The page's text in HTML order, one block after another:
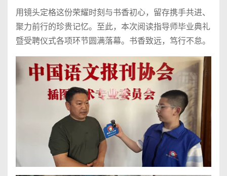
用镜头定格这份荣耀时刻与书香初心，留存携手共进、
聚力前行的珍贵记忆。至此，本次阅读指导师毕业典礼
暨受聘仪式各项环节圆满落幕。书香致远，笃行不怠。